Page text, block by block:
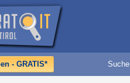
- GRATIS* Suche